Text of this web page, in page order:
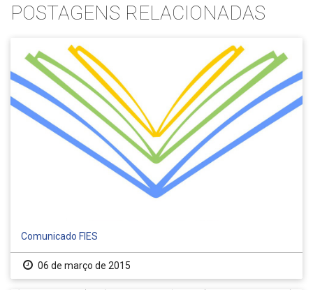
POSTAGENS RELACIONADAS
Comunicado FIES
06 de março de 2015